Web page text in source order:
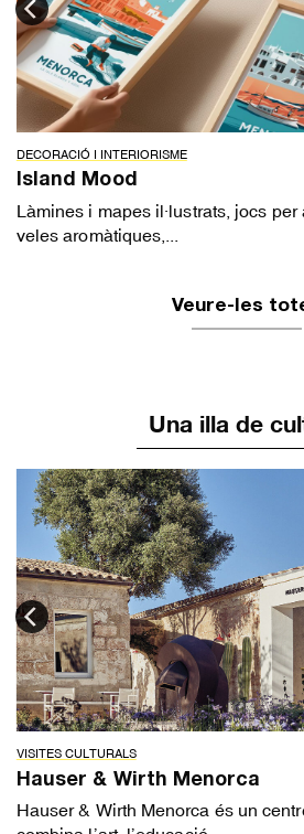
DECORACIÓ I INTERIORISME
Island Mood
Làmines i mapes il·lustrats, jocs per
veles aromàtiques,...
Veure-les
Una illa de
VISITES CULTURALS
Hauser & Wirth Menorca
Hauser & Wirth Menorca és un